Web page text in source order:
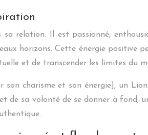
relation. Il est passionné,
horizons. Cette énergie positive
et de transcender les limites du
son charisme et son énergie], un
sa volonté de se donner à fond,